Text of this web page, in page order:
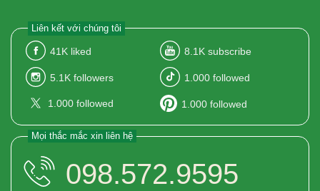
Liên kết với chúng tôi
41K liked 8.1K subscribe
5.1K followers 1.000 followed
1.000 followed 1.000 followed
Mọi thắc mắc xin liên hệ
098.572.9595